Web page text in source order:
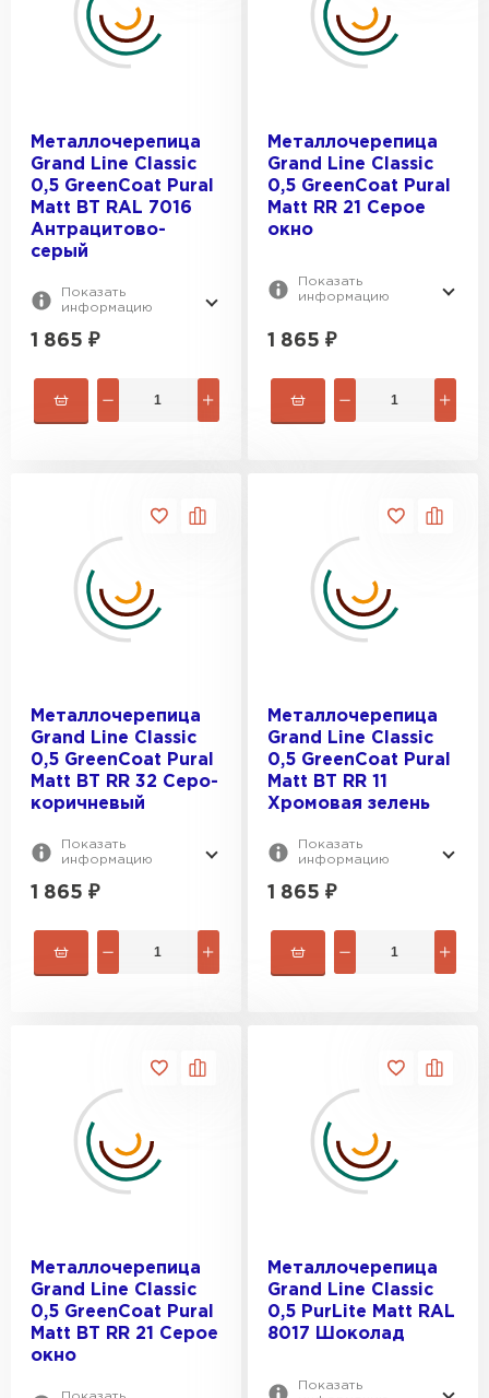
Металлочерепица
Grand Line Classic
0,5 GreenCoat Pural
Matt BT RAL 7016
Антрацитово-
серый
Показать
информацию
1 865 ₽
Металлочерепица
Grand Line Classic
0,5 GreenCoat Pural
Matt RR 21 Серое
окно
Показать
информацию
1 865 ₽
Металлочерепица
Grand Line Classic
0,5 GreenCoat Pural
Matt BT RR 32 Серо-
коричневый
Показать
информацию
1 865 ₽
Металлочерепица
Grand Line Classic
0,5 GreenCoat Pural
Matt BT RR 11
Хромовая зелень
Показать
информацию
1 865 ₽
Металлочерепица
Grand Line Classic
0,5 GreenCoat Pural
Matt BT RR 21 Серое
окно
Металлочерепица
Grand Line Classic
0,5 PurLite Мatt RAL
8017 Шоколад
Показать